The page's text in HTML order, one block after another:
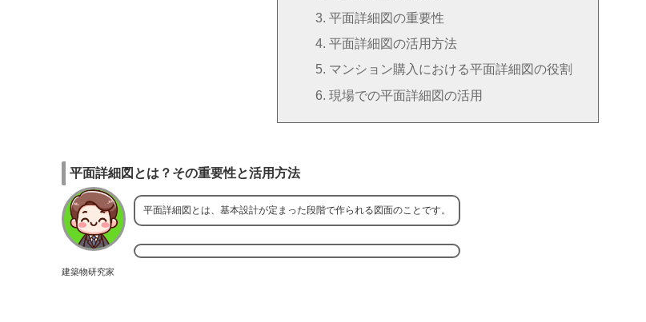
平面詳細図の重要性
平面詳細図の活用方法
マンション購入における平面詳細図の役割
現場での平面詳細図の活用
平面詳細図とは？その重要性と活用方法
建築物研究家
平面詳細図とは、基本設計が定まった段階で作られる図面のことです。